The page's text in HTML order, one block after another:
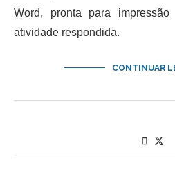
Word, pronta para
atividade respondida.
CONTINUAR